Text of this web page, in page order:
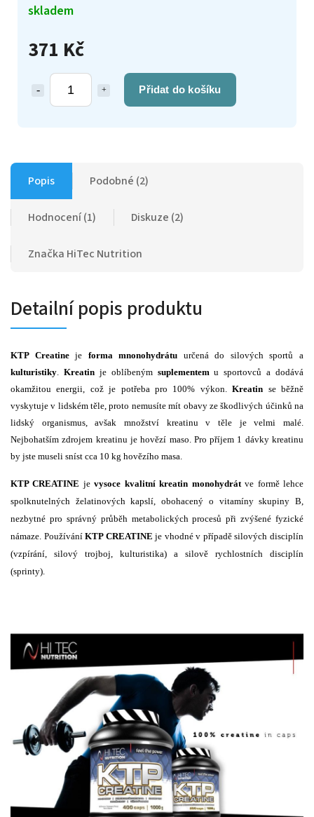
371 Kč
Přidat do košíku
skladem
Popis Podobné (2)
Hodnocení (1) Diskuze (2)
Značka HiTec Nutrition
Detailní popis produktu
KTP Creatineje forma mnonohydrátu určená do silových sportů a
kulturistiky
Kreatinje oblíbeným suplementem u sportovců a dodává
okamžitou energii, což je potřeba pro 100% výkon.Kreatin se běžně
vyskytuje v lidském těle, proto nemusíte mít obavy ze škodlivých účinků na
lidský organismus, avšak množství kreatinu v těle je velmi malé.
Nejbohatším zdrojem kreatinu je hovězí maso. Pro příjem 1 dávky kreatinu
by jste museli sníst cca 10 kg hovězího masa.
KTP CREATINE jevysoce kvalitní kreatin monohydrátve formě lehce
spolknutelných želatinových kapslí, obohacený o vitamíny skupiny B,
nezbytné pro správný průběh metabolických procesů při zvýšené fyzické
námaze. PoužíváníKTP CREATINE je vhodné v případě silových disciplín
(vzpírání, silový trojboj, kulturistika) a silově rychlostních disciplín
(sprinty).